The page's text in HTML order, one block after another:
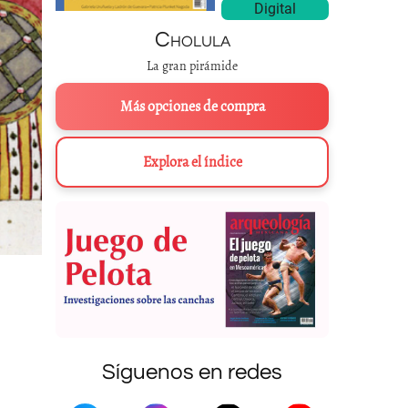
Digital
Cholula
La gran pirámide
Más opciones de compra
Explora el índice
Síguenos en redes